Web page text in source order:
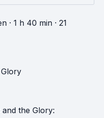
· 1 h 40 min · 21
the Glory: